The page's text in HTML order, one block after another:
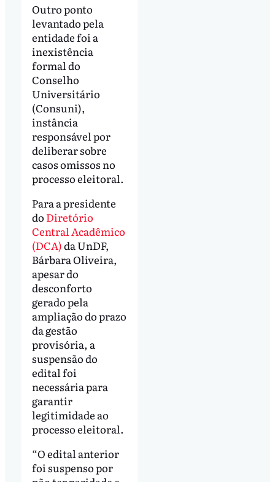
Outro ponto
levantado pela
entidade foi a
inexistência
formal do
Conselho
Universitário
(Consuni),
instância
responsável por
deliberar sobre
casos omissos no
processo eleitoral.
Para a presidente
do Diretório
Central Acadêmico
(DCA)da UnDF,
Bárbara Oliveira,
apesar do
desconforto
gerado pela
ampliação do prazo
da gestão
provisória, a
suspensão do
edital foi
necessária para
garantir
legitimidade ao
processo eleitoral.
“O edital anterior
foi suspenso por